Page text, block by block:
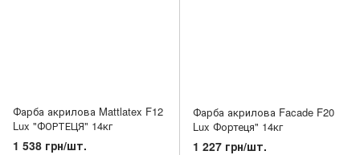
Фарба акрилова Mattlatex F12
Lux "ФОРТЕЦЯ" 14кг
1 538 грн/шт.
Фарба акрилова Facade F20
Lux Фортеця" 14кг
1 227 грн/шт.